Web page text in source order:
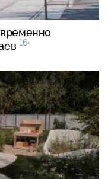
16+